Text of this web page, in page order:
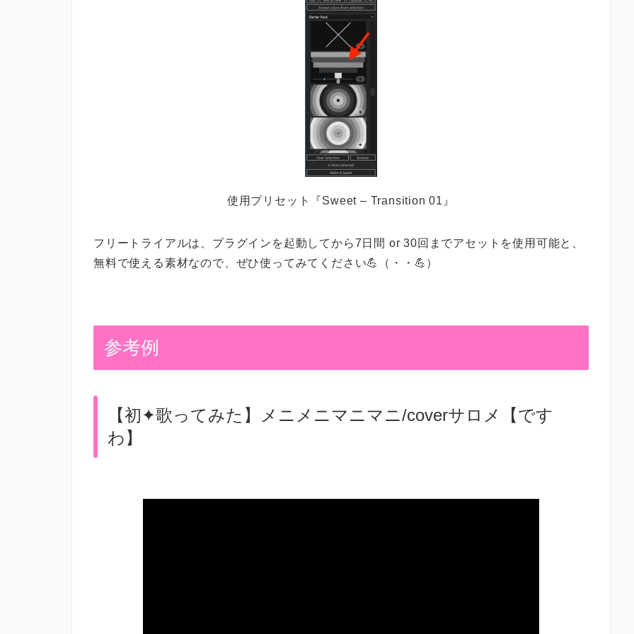
使用プリセット『Sweet – Transition 01』
フリートライアルは、プラグインを起動してから7日間 or 30回までアセットを使用可能と、
無料で使える素材なので、ぜひ使ってみてください💪（・・💪）
参考例
【初✦歌ってみた】メニメニマニマニ/coverサロメ【です
わ】